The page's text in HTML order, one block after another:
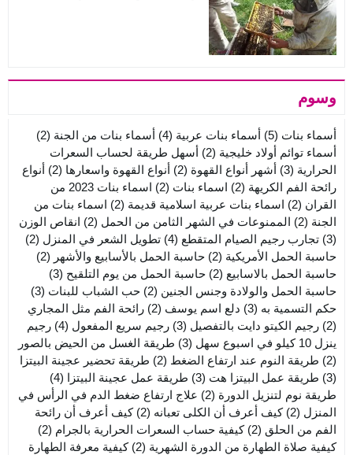
وسوم
أسماء بنات (5) أسماء بنات عربية (4) أسماء بنات من الجنة (2)
أسماء توائم أولاد خليجية (2)
أسهل طريقة لحساب السعرات
الحرارية (3) أشهر أنواع القهوة (2) أنواع القهوة واسعارها (2)
أنواع
رائحة الفم الكريهة (2) اسماء بنات (2)
اسماء بنات 2023 من
القران (2) اسماء بنات عربية اسلامية قديمة (2)
اسماء بنات من
الجنة (2) الممنوعات في الشهر الثامن من الحمل (2)
انقاص الوزن
(3)
تجارب رجيم الصيام المتقطع (4) تطويل الشعر في المنزل (2)
حاسبة الحمل الأمريكية (2) حاسبة الحمل بالأسابيع والأشهر (2)
حاسبة الحمل بالاسابيع (2) حاسبة الحمل من يوم التلقيح (3)
حاسبة الحمل والولادة وجنس الجنين (2) حب الشباب للبنات (3)
حكم التسمية به (3) دلع اسم يوسف (2)
رائحة الفم مثل المجاري
(2)
رجيم الكيتو دايت بالتفصيل (3) رجيم سريع المفعول (4)
رجيم
ينزل 10 كيلو في اسبوع سهل
(3)
طريقة الغسل من الحيض بالصور
(2)
طريقة النوم عند ارتفاع الضغط (2)
طريقة تحضير عجينة البيتزا
(3)
طريقة عمل البيتزا هت (3) طريقة عمل عجينة البيتزا (4)
طريقة نوم لتنزيل الدورة (2)
علاج ارتفاع ضغط الدم في الرأس في
المنزل (2) كيف أعرف أن الكلى تعبانه (2)
كيف أعرف أن رائحة
الفم من الحلق (2) كيفية حساب السعرات الحرارية بالجرام (2)
كيفية صلاة الطهارة من الدورة الشهرية (2) كيفية معرفة الطهارة